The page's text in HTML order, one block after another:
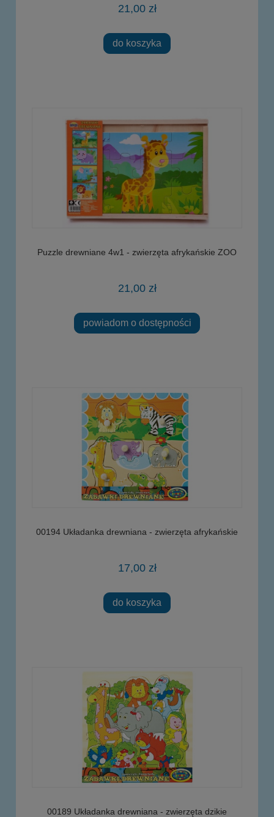
21,00 zł
do koszyka
Puzzle drewniane 4w1 - zwierzęta afrykańskie ZOO
21,00 zł
powiadom o dostępności
00194 Układanka drewniana - zwierzęta afrykańskie
17,00 zł
do koszyka
00189 Układanka drewniana - zwierzęta dzikie